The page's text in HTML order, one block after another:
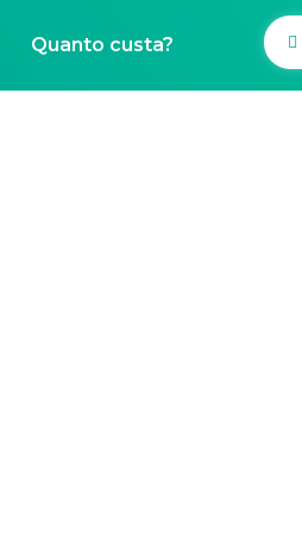
Quanto custa?